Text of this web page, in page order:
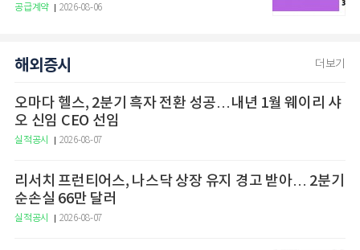
공급계약 2026-08-06
해외증시 더보기
오마다 헬스, 2분기 흑자 전환 성공…내년 1월 웨이리 샤
오 신임 CEO 선임
실적공시 2026-08-07
리서치 프런티어스, 나스닥 상장 유지 경고 받아… 2분기
순손실 66만 달러
실적공시 2026-08-07